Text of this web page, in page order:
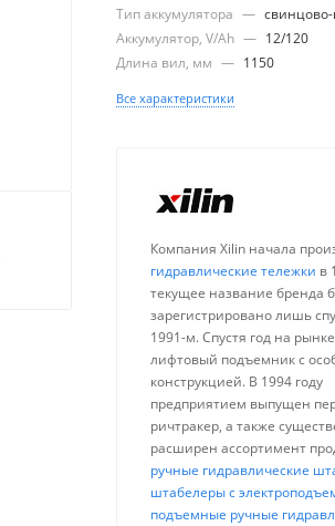
Тип аккумулятора —
Аккумулятор, V/Ah — 12/120
Длина вил, мм — 1150
Все характеристики
Компания Xilin начала
гидравлические тележки в
текущее название бренда
зарегистрировано лишь
1991-м. Спустя год на
лифтовый подъемник с
конструкцией. В 1994 году
предприятием выпущен
ричтракер, а также
расширен ассортимент
ручные гидравлические
штабелеры с
подъемные ручные